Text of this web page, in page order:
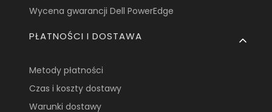
Wycena gwarancji Dell PowerEdge
PŁATNOŚCI I DOSTAWA
Metody płatności
Czas i koszty dostawy
Warunki dostawy